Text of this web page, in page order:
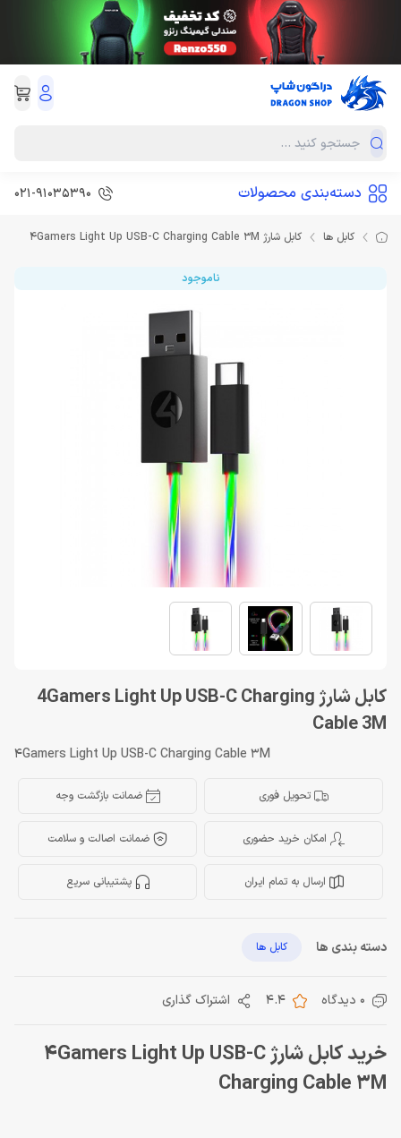
دسته‌بندی محصولات 021-91035390
کابل ها کابل شارژ 4Gamers Light Up USB-C Charging Cable 3M
ناموجود
کابل شارژ 4Gamers Light Up USB-C Charging
Cable 3M
4Gamers Light Up USB-C Charging Cable 3M
تحویل فوری ضمانت بازگشت وجه
امکان خرید حضوری ضمانت اصالت و سلامت
ارسال به تمام ایران پشتیبانی سریع
دسته بندی ها کابل ها
0 دیدگاه 4.4 اشتراک گذاری
خرید کابل شارژ 4Gamers Light Up USB-C
Charging Cable 3M